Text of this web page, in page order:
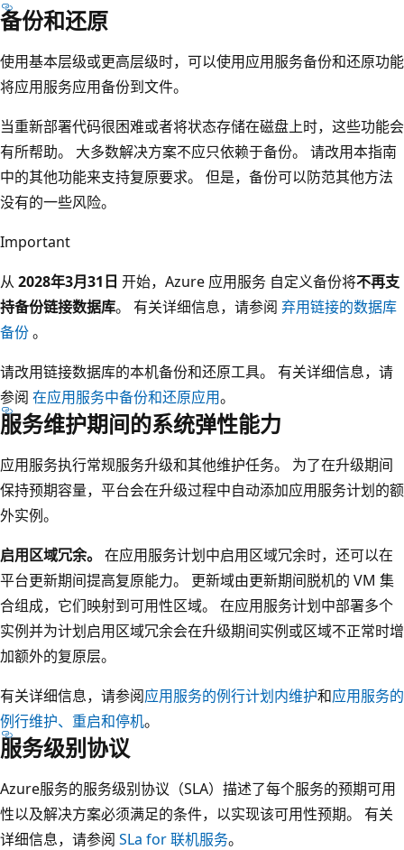
备份和还原
使用基本层级或更高层级时，可以使用应用服务备份和还原功能
将应用服务应用备份到文件。
当重新部署代码很困难或者将状态存储在磁盘上时，这些功能会
有所帮助。 大多数解决方案不应只依赖于备份。 请改用本指南
中的其他功能来支持复原要求。 但是，备份可以防范其他方法
没有的一些风险。
Important
从 2028年3月31日 开始，Azure 应用服务 自定义备份将不再支
持备份链接数据库。 有关详细信息，请参阅 弃用链接的数据库
备份。
请改用链接数据库的本机备份和还原工具。 有关详细信息，请
参阅 在应用服务中备份和还原应用。
服务维护期间的系统弹性能力
应用服务执行常规服务升级和其他维护任务。 为了在升级期间
保持预期容量，平台会在升级过程中自动添加应用服务计划的额
外实例。
启用区域冗余。 在应用服务计划中启用区域冗余时，还可以在
平台更新期间提高复原能力。 更新域由更新期间脱机的 VM 集
合组成，它们映射到可用性区域。 在应用服务计划中部署多个
实例并为计划启用区域冗余会在升级期间实例或区域不正常时增
加额外的复原层。
有关详细信息，请参阅应用服务的例行计划内维护和应用服务的
例行维护、重启和停机。
服务级别协议
Azure服务的服务级别协议（SLA）描述了每个服务的预期可用
性以及解决方案必须满足的条件，以实现该可用性预期。 有关
详细信息，请参阅 SLa for 联机服务。